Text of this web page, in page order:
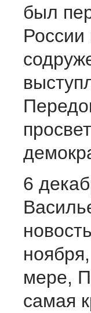
был
России
6
мере,
самая